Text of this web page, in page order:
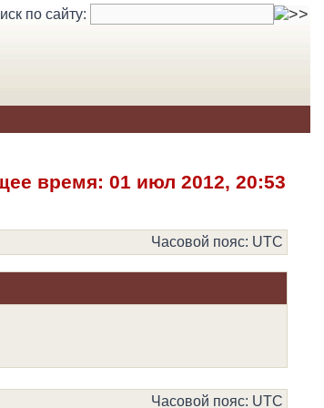
по сайту:
время: 01 июл 2012, 20:53
Часовой пояс: UTC
Часовой пояс: UTC